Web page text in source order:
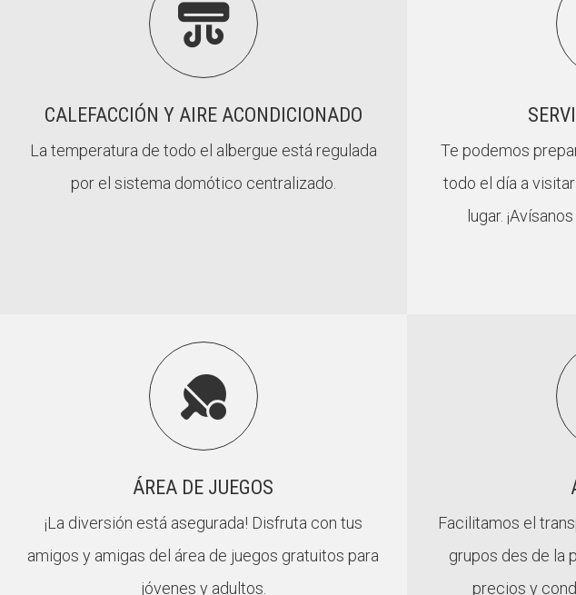

CALEFACCIÓN Y AIRE ACONDICIONADO
La temperatura de todo el albergue está regulada
por el sistema domótico centralizado.
Te podemos
todo el día a
lugar.

ÁREA DE JUEGOS
¡La diversión está asegurada! Disfruta con tus
amigos y amigas del área de juegos gratuitos para
jóvenes y adultos.
Facilitamos el
grupos des de la
precios y